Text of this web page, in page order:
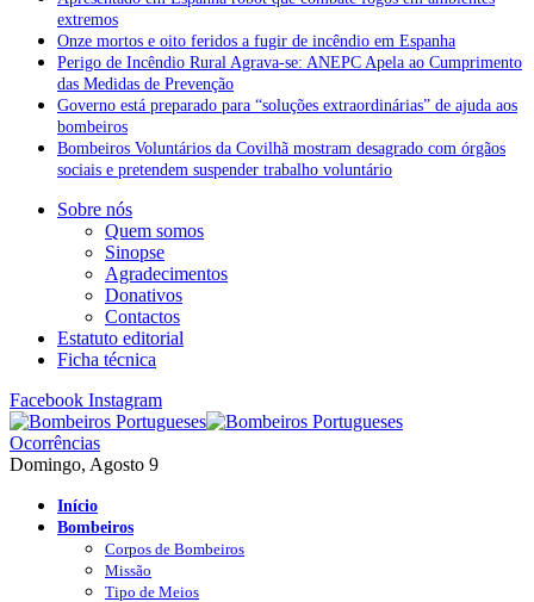
extremos
Onze mortos e oito feridos a fugir de incêndio em Espanha
Perigo de Incêndio Rural Agrava-se: ANEPC Apela ao Cumprimento
das Medidas de Prevenção
Governo está preparado para “soluções extraordinárias” de ajuda aos
bombeiros
Bombeiros Voluntários da Covilhã mostram desagrado com órgãos
sociais e pretendem suspender trabalho voluntário
Sobre nós
Quem somos
Sinopse
Agradecimentos
Donativos
Contactos
Estatuto editorial
Ficha técnica
Facebook Instagram
Ocorrências
Domingo, Agosto 9
Início
Bombeiros
Corpos de Bombeiros
Missão
Tipo de Meios